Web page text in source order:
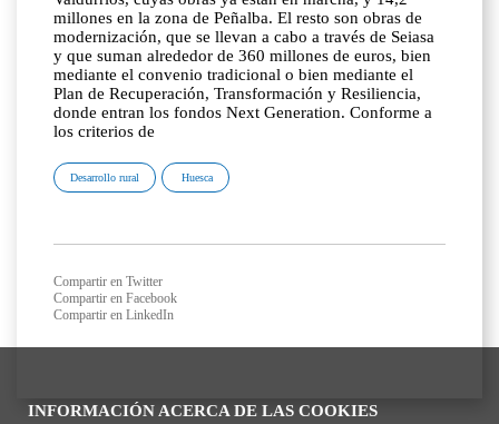
INFORMACIÓN ACERCA DE LAS COOKIES
millones en la zona de Peñalba. El resto son obras de
modernización, que se llevan a cabo a través de Seiasa
y que suman alrededor de 360 millones de euros, bien
mediante el convenio tradicional o bien mediante el
Plan de Recuperación, Transformación y Resiliencia,
donde entran los fondos Next Generation. Conforme a
los criterios de
Desarrollo rural Huesca
Compartir en Twitter
Compartir en Facebook
Compartir en LinkedIn